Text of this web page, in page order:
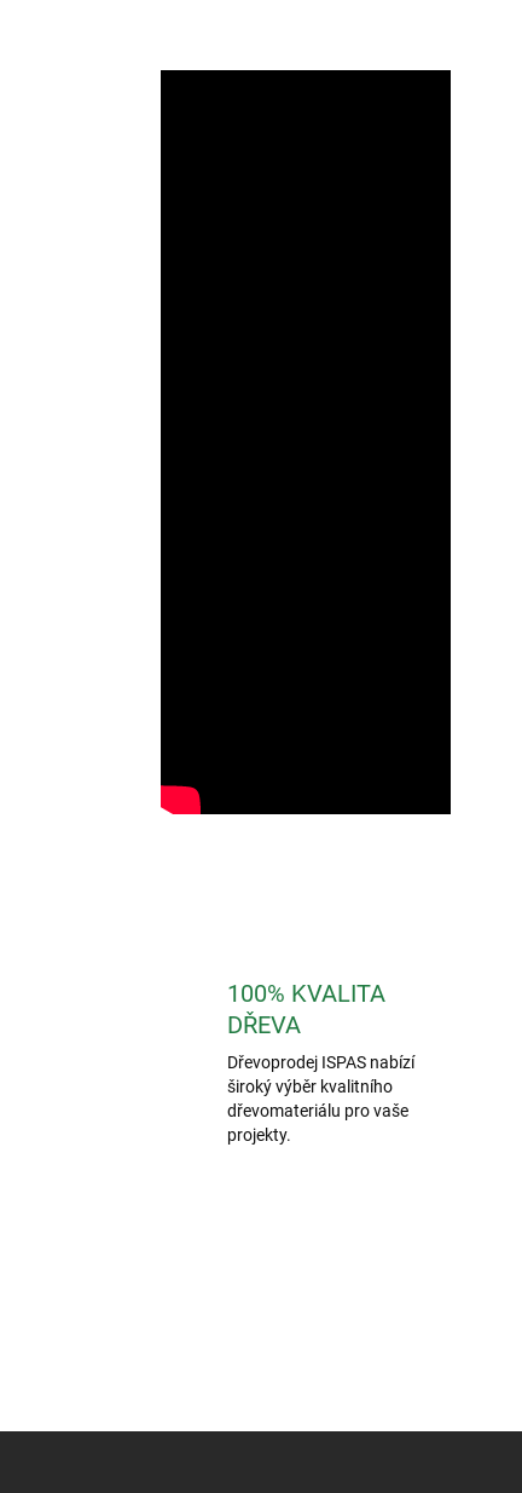
100% KVALITA
DŘEVA
Dřevoprodej ISPAS nabízí
široký výběr kvalitního
dřevomateriálu pro vaše
projekty.